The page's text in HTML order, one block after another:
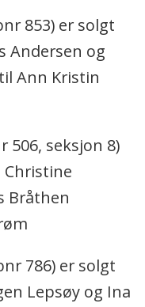
853) er solgt
Andersen og
Ann Kristin
506, seksjon 8)
Christine
Bråthen
786) er solgt
Lepsøy og Ina